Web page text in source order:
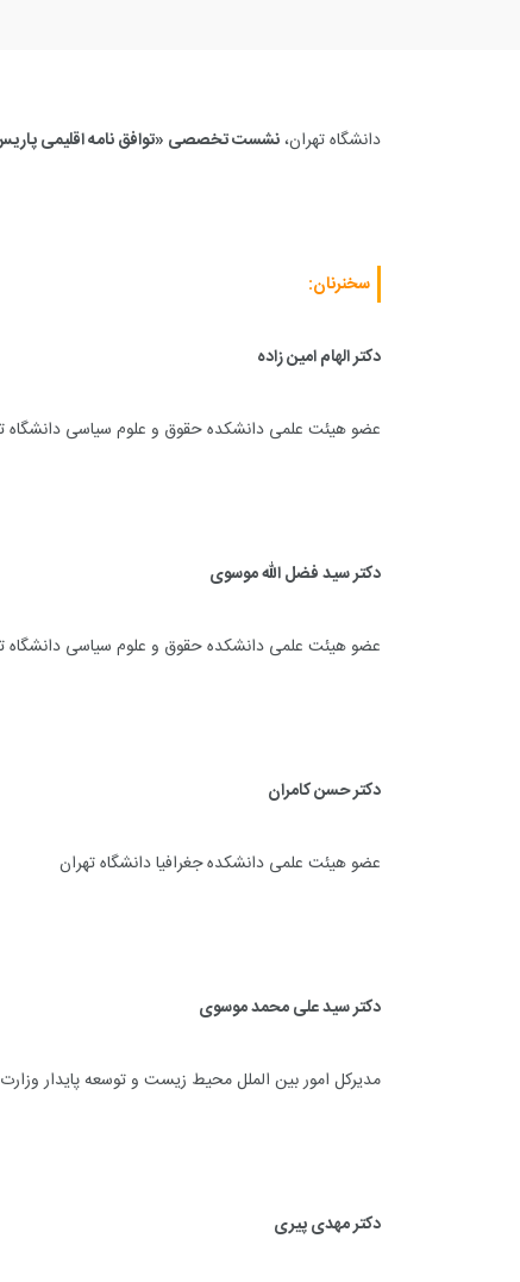
دانشگاه تهران،نشست تخصصی «توافق نامه اقلیمی
سخنرنان:
دکتر الهام امین زاده
عضو هیئت علمی دانشکده حقوق و علوم سیاسی دانشگاه
دکتر سید فضل الله موسوی
عضو هیئت علمی دانشکده حقوق و علوم سیاسی دانشگاه
دکتر حسن کامران
عضو هیئت علمی دانشکده جغرافیا دانشگاه تهران
دکتر سید علی محمد موسوی
مدیرکل امور بین الملل محیط زیست و توسعه پایدار
دکتر مهدی پیری